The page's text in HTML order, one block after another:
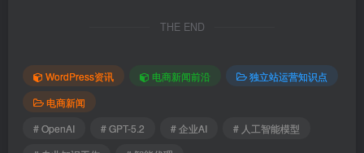
THE END
WordPress资讯 电商新闻前沿
独立站运营知识点
电商新闻
# OpenAI
# GPT-5.2 # 企业AI
# 人工智能模型